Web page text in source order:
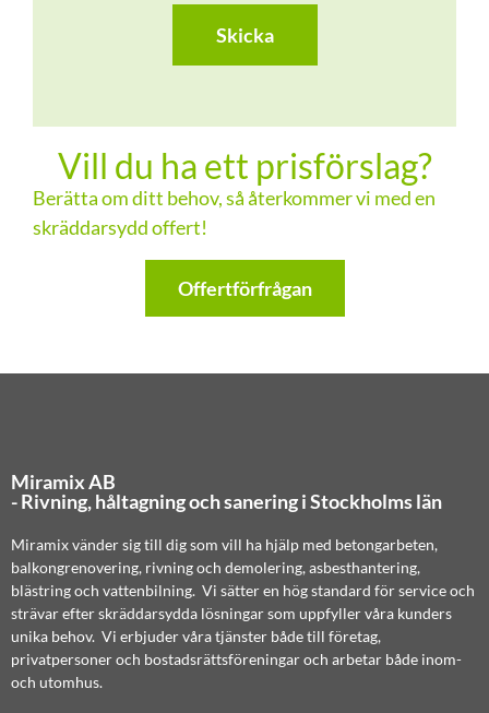
Vill du ha ett prisförslag?
Berätta om ditt behov, så återkommer vi med en
skräddarsydd offert!
Offertförfrågan
Miramix AB
- Rivning, håltagning och sanering i Stockholms län
Miramix vänder sig till dig som vill ha hjälp med betongarbeten,
balkongrenovering, rivning och demolering, asbesthantering,
blästring och vattenbilning. Vi sätter en hög standard för service och
strävar efter skräddarsydda lösningar som uppfyller våra kunders
unika behov. Vi erbjuder våra tjänster både till företag,
privatpersoner och bostadsrättsföreningar och arbetar både inom-
och utomhus.